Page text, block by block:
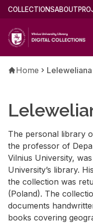
Skip
main
content
Main
(english)
COLLECTIONSABOUT
Breadcrumb
Home Leleweliana
The per­sonal li­brary
the pro­fes­sor of
Vil­nius Uni­ver­sity,
Uni­ver­si­ty’s li­brary.
the col­lec­tion was
(Poland). The
doc­u­ments
books cov­er­ing